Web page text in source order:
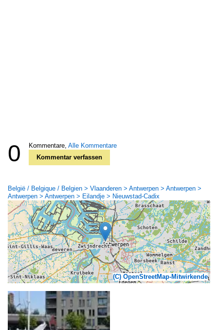
0 Kommentare, Alle Kommentare
Kommentar verfassen
België / Belgique / Belgien > Vlaanderen > Antwerpen > Antwerpen >
Antwerpen > Antwerpen > Eilandje > Nieuwstad-Cadix
(C) OpenStreetMap-Mitwirkende